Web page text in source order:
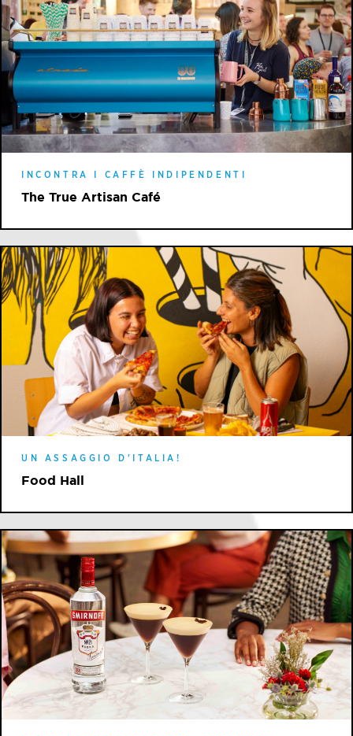
INCONTRA I CAFFÈ INDIPENDENTI
The True Artisan Café
UN ASSAGGIO D'ITALIA!
Food Hall